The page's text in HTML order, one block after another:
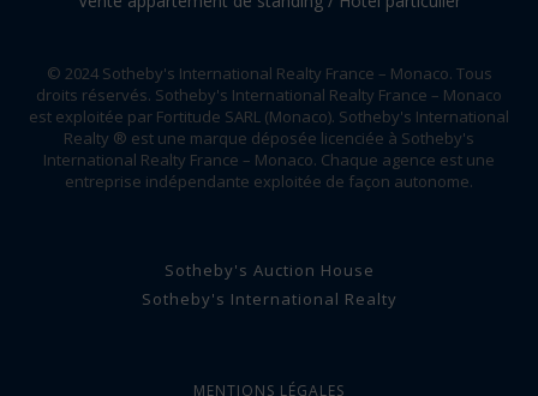
© 2024 Sotheby's International Realty France – Monaco. Tous
droits réservés. Sotheby's International Realty France – Monaco
est exploitée par Fortitude SARL (Monaco). Sotheby's International
Realty ® est une marque déposée licenciée à Sotheby's
International Realty France – Monaco. Chaque agence est une
entreprise indépendante exploitée de façon autonome.
Sotheby's Auction House
Sotheby's International Realty
MENTIONS LÉGALES